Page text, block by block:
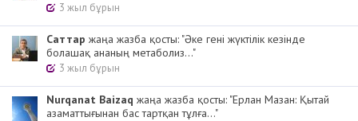
3 жыл бұрын
Cаттар жаңа жазба қосты: "Әке гені жүктілік кезінде
болашақ ананың метаболиз..."
3 жыл бұрын
Nurqanat Baizaq жаңа жазба қосты: "Ерлан Мазан: Қытай
азаматтығынан бас тартқан тұлға..."